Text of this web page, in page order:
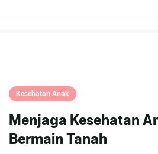
Kesehatan Anak
Menjaga Kesehatan
Bermain Tanah